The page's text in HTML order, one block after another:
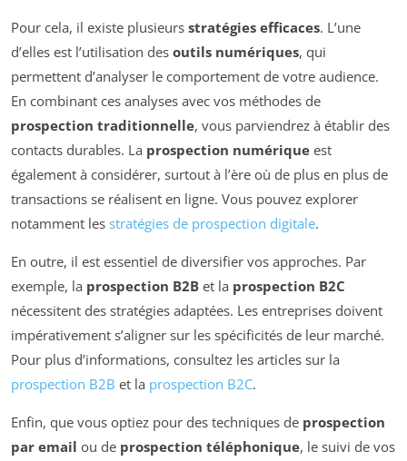
Pour cela, il existe plusieurs stratégies efficaces. L’une
d’elles est l’utilisation des outils numériques, qui
permettent d’analyser le comportement de votre audience.
En combinant ces analyses avec vos méthodes de
prospection traditionnelle, vous parviendrez à établir des
contacts durables. La prospection numérique est
également à considérer, surtout à l’ère où de plus en plus de
transactions se réalisent en ligne. Vous pouvez explorer
notamment les stratégies de prospection digitale.
En outre, il est essentiel de diversifier vos approches. Par
exemple, la prospection B2B et la prospection B2C
nécessitent des stratégies adaptées. Les entreprises doivent
impérativement s’aligner sur les spécificités de leur marché.
Pour plus d’informations, consultez les articles sur la
prospection B2B et la prospection B2C.
Enfin, que vous optiez pour des techniques de prospection
par email ou de prospection téléphonique, le suivi de vos